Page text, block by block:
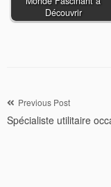
Découvrir
Navigation
de
Previous Post
Spécialiste utilitaire